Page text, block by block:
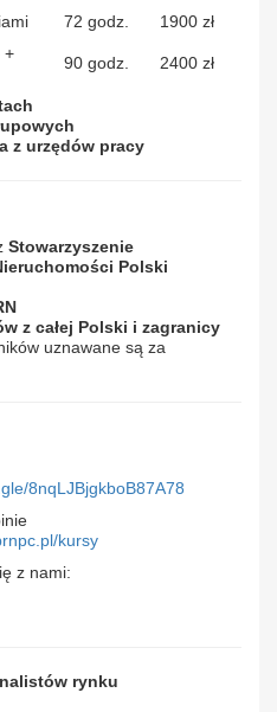
72 godz.
1900 zł
+
90 godz. 2400 zł
z urzędów pracy
Stowarzyszenie
Polski
z całej Polski i zagranicy
uznawane są za
8nqLJBjgkboB87A78
kursy
z nami:
rynku